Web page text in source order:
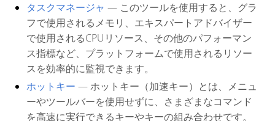
タスクマネージャ — このツールを使用すると、グラ
フで使用されるメモリ、エキスパートアドバイザー
で使用されるCPUリソース、その他のパフォーマン
ス指標など、プラットフォームで使用されるリソー
スを効率的に監視できます。
ホットキー — ホットキー（加速キー）とは、メニュ
ーやツールバーを使用せずに、さまざまなコマンド
を高速に実行できるキーやキーの組み合わせです。